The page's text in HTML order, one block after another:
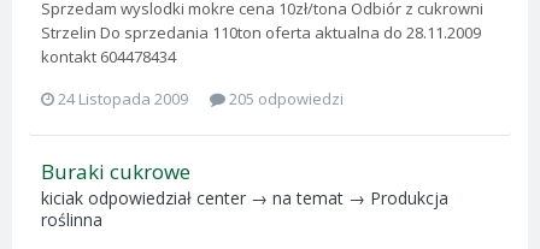
Sprzedam wyslodki mokre cena 10zł/tona Odbiór z cukrowni
Strzelin Do sprzedania 110ton oferta aktualna do 28.11.2009
kontakt 604478434
24 Listopada 2009
205 odpowiedzi
Buraki cukrowe
kiciak odpowiedział center → na temat → Produkcja
roślinna